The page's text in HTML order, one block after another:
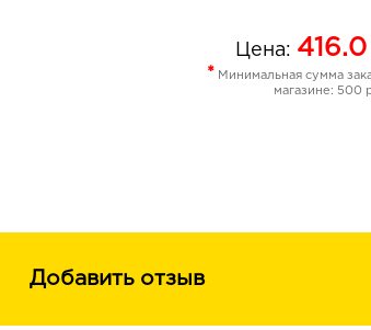
Цена: 416.0
* Минимальная сумма
магазине: 500
Добавить отзыв